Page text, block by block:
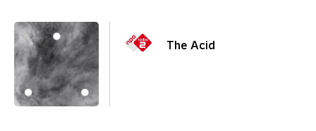
The Acid